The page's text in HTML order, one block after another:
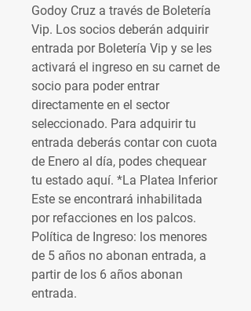
Godoy Cruz a través de Boletería
Vip. Los socios deberán adquirir
entrada por Boletería Vip y se les
activará el ingreso en su carnet de
socio para poder entrar
directamente en el sector
seleccionado. Para adquirir tu
entrada deberás contar con cuota
de Enero al día, podes chequear
tu estado aquí. *La Platea Inferior
Este se encontrará inhabilitada
por refacciones en los palcos.
Política de Ingreso: los menores
de 5 años no abonan entrada, a
partir de los 6 años abonan
entrada.